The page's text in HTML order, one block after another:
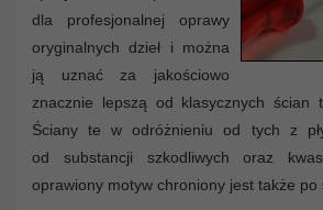
dla profesjonalnej oprawy
oryginalnych dzieł i można
ją uznać za jakościowo
znacznie lepszą od klasycznych ścian
Ściany te w odróżnieniu od tych z
od substancji szkodliwych oraz
oprawiony motyw chroniony jest także po